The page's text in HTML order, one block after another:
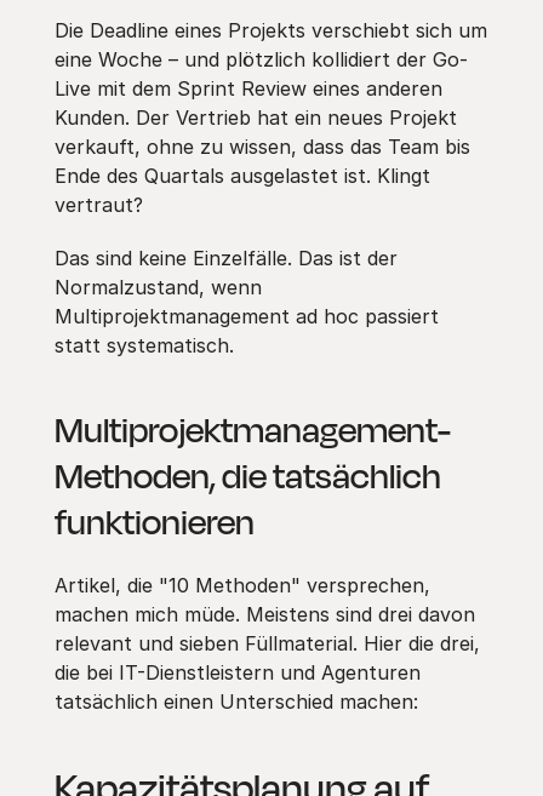
Die Deadline eines Projekts verschiebt sich um
eine Woche – und plötzlich kollidiert der Go-
Live mit dem Sprint Review eines anderen
Kunden. Der Vertrieb hat ein neues Projekt
verkauft, ohne zu wissen, dass das Team bis
Ende des Quartals ausgelastet ist. Klingt
vertraut?
Das sind keine Einzelfälle. Das ist der
Normalzustand, wenn
Multiprojektmanagement ad hoc passiert
statt systematisch.
Multiprojektmanagement-
Methoden, die tatsächlich
funktionieren
Artikel, die "10 Methoden" versprechen,
machen mich müde. Meistens sind drei davon
relevant und sieben Füllmaterial. Hier die drei,
die bei IT-Dienstleistern und Agenturen
tatsächlich einen Unterschied machen: